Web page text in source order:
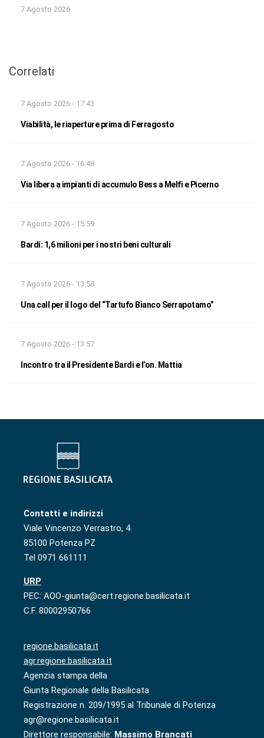
7 Agosto 2026
Correlati
7 Agosto 2026 - 17:43
Viabilità, le riaperture prima di Ferragosto
7 Agosto 2026 - 16:48
Via libera a impianti di accumulo Bess a Melfi e Picerno
7 Agosto 2026 - 15:59
Bardi: 1,6 milioni per i nostri beni culturali
7 Agosto 2026 - 13:58
Una call per il logo del “Tartufo Bianco Serrapotamo”
7 Agosto 2026 - 13:57
Incontro tra il Presidente Bardi e l’on. Mattia
Contatti e indirizzi
Viale Vincenzo Verrastro, 4
85100 Potenza PZ
Tel 0971 661111
URP
PEC: AOO-giunta@cert.regione.basilicata.it
C.F. 80002950766
regione.basilicata.it
agr.regione.basilicata.it
Agenzia stampa della
Giunta Regionale della Basilicata
Registrazione n. 209/1995 al Tribunale di Potenza
agr@regione.basilicata.it
Direttore responsabile: Massimo Brancati